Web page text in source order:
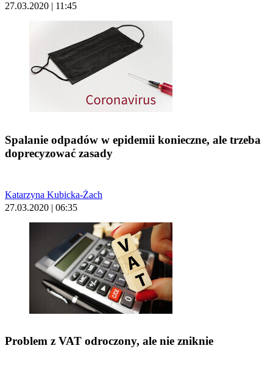
27.03.2020 | 11:45
Spalanie odpadów w epidemii konieczne, ale trzeba
doprecyzować zasady
Katarzyna Kubicka-Żach
27.03.2020 | 06:35
Problem z VAT odroczony, ale nie zniknie